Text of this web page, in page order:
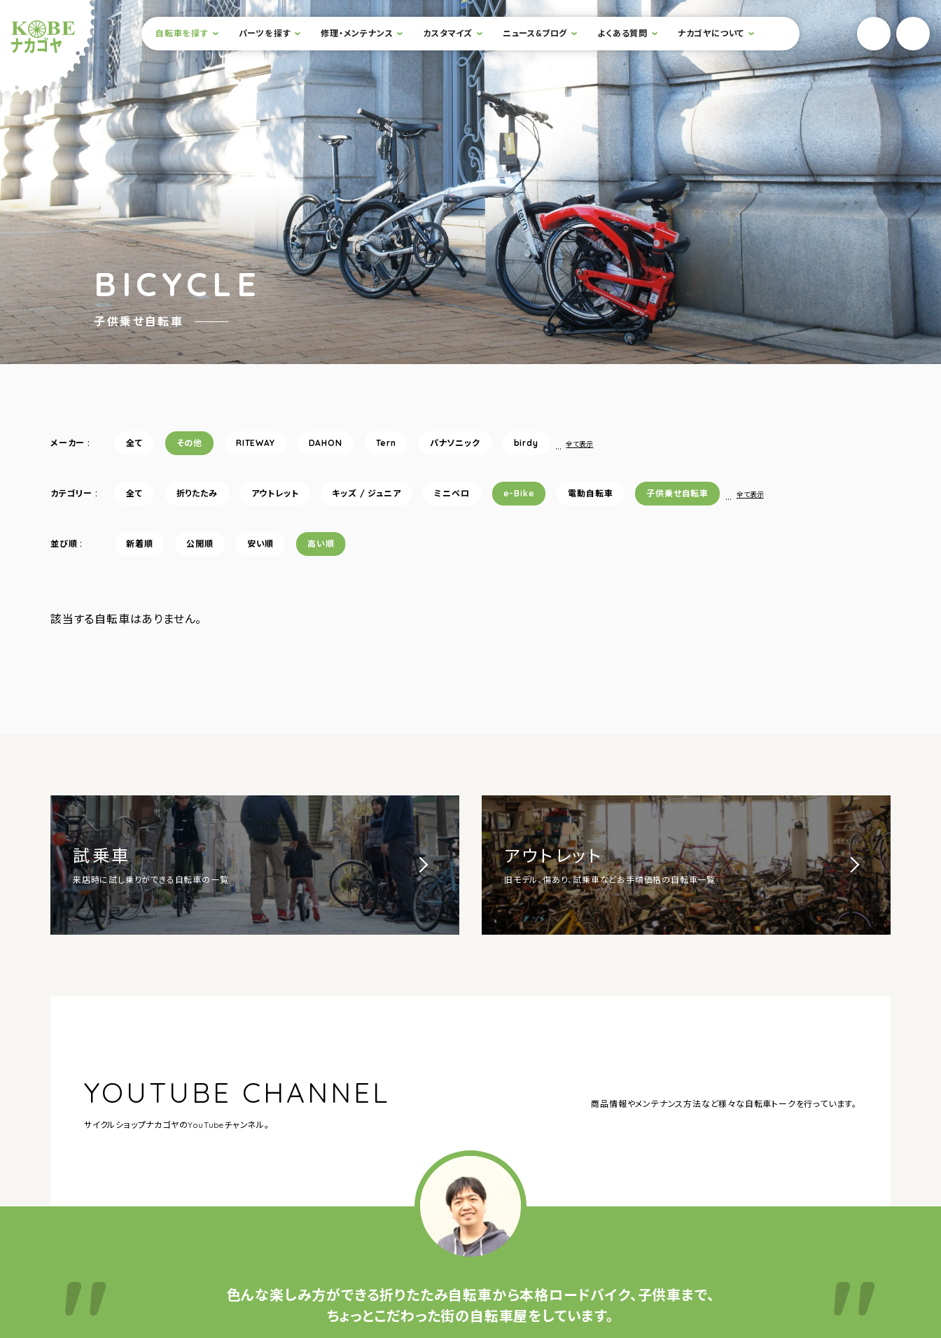
ショップナカゴヤ
サイト内メニュー
本文までスキップ
自転車を探す パーツを探す 修理・メンテナンス カスタマイズ ニュース&ブログ よくある質問 ナカゴヤについて 検索フォームを開閉する YouTube
BICYCLE
子供乗せ自転車
メーカー 全て その他 RITEWAY DAHON Tern パナソニック birdy … 全て表示
カテゴリー 全て 折りたたみ アウトレット キッズ / ジュニア ミニベロ e-Bike 電動自転車 子供乗せ自転車 … 全て表示
並び順 新着順 公開順 安い順 高い順
該当する自転車はありません。
試乗車
来店時に試し乗りができる自転車の一覧
アウトレット
旧モデル、傷あり、試乗車などお手頃価格の自転車一覧
YOUTUBE CHANNEL
サイクルショップナカゴヤのYouTubeチャンネル。
商品情報やメンテナンス方法など様々な自転車トークを行っています。
色んな楽しみ方ができる折りたたみ自転車から本格ロードバイク、子供車まで、
ちょっとこだわった街の自転車屋をしています。